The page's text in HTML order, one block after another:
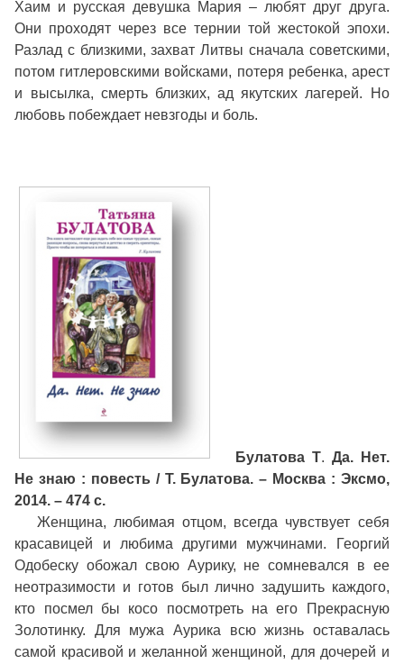
Хаим и русская девушка Мария – любят друг друга.
Они проходят через все тернии той жестокой эпохи.
Разлад с близкими, захват Литвы сначала советскими,
потом гитлеровскими войсками, потеря ребенка, арест
и высылка, смерть близких, ад якутских лагерей. Но
любовь побеждает невзгоды и боль.
Булатова Т. Да. Нет.
Не знаю : повесть / Т. Булатова. – Москва : Эксмо,
2014. – 474 с.
Женщина, любимая отцом, всегда чувствует себя
красавицей и любима другими мужчинами. Георгий
Одобеску обожал свою Аурику, не сомневался в ее
неотразимости и готов был лично задушить каждого,
кто посмел бы косо посмотреть на его Прекрасную
Золотинку. Для мужа Аурика всю жизнь оставалась
самой красивой и желанной женщиной, для дочерей и